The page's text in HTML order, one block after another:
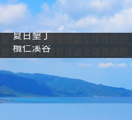
夏日墾丁
欖仁溪谷